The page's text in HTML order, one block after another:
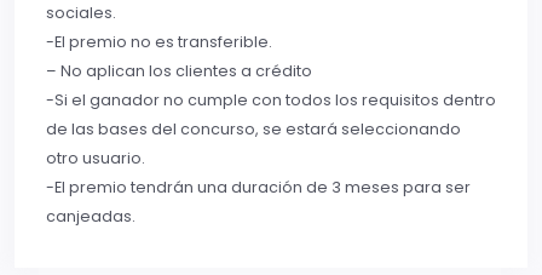
sociales.
-El premio no es transferible.
– No aplican los clientes a crédito
-Si el ganador no cumple con todos los requisitos dentro
de las bases del concurso, se estará seleccionando
otro usuario.
-El premio tendrán una duración de 3 meses para ser
canjeadas.